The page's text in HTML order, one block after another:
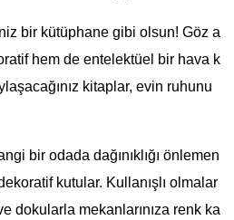
bir kütüphane gibi olsun! Göz a
hem de entelektüel bir hava k
kitaplar, evin ruhunu
bir odada dağınıklığı önlemen
kutular. Kullanışlı olmalar
ve dokularla mekanlarınıza renk ka